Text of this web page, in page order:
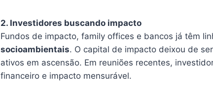
2. Investidores buscando impacto
Fundos de impacto, family offices e bancos já têm
socioambientais. O capital de impacto deixou de
ativos em ascensão. Em reuniões recentes,
financeiro e impacto mensurável.